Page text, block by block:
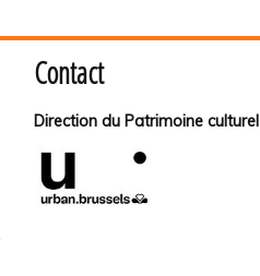
Contact
Direction du Patrimoine culturel